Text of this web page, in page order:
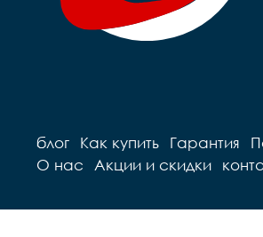
блог Как купить Гарантия
О нас
Акции и скидки